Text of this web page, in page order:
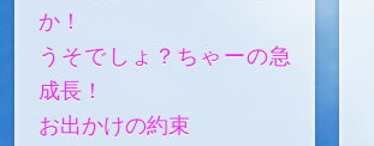
か！
うそでしょ？ちゃーの急
成長！
お出かけの約束